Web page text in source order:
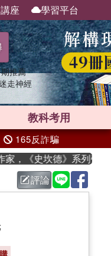
座 學習平台
推薦
走神經
教科考用
165反詐騙
《史坎德》系列帶你踏
評論